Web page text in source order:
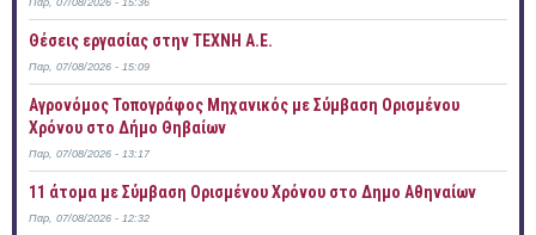
Παρ, 07/08/2026 - 15:36
Θέσεις εργασίας στην ΤΕΧΝΗ Α.Ε.
Παρ, 07/08/2026 - 15:09
Αγρονόμος Τοπογράφος Μηχανικός με Σύμβαση Ορισμένου
Χρόνου στο Δήμο Θηβαίων
Παρ, 07/08/2026 - 13:17
11 άτομα με Σύμβαση Ορισμένου Χρόνου στο Δημο Αθηναίων
Παρ, 07/08/2026 - 12:32